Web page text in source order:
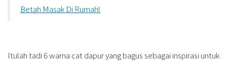
Betah Masak Di Rumah!
Itulah tadi 6 warna cat dapur yang bagus sebagai inspirasi untuk